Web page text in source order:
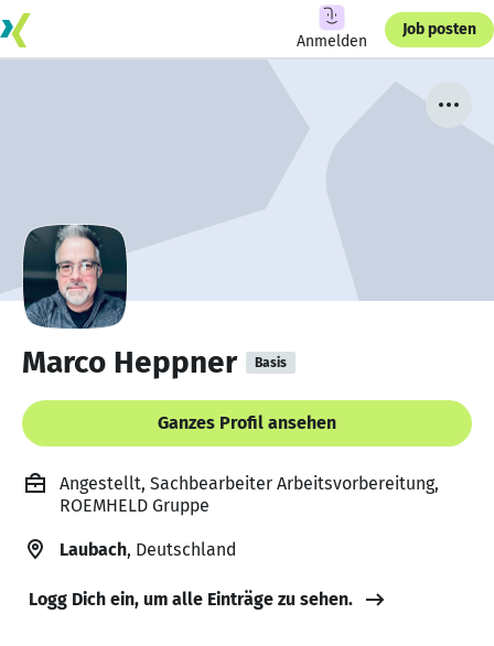
Anmelden
Job posten
Marco Heppner Basis
Ganzes Profil ansehen
Angestellt, Sachbearbeiter Arbeitsvorbereitung,
ROEMHELD Gruppe
Laubach, Deutschland
Logg Dich ein, um alle Einträge zu sehen.